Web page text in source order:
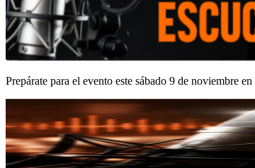
Prepárate para el evento este sábado 9 de noviembre